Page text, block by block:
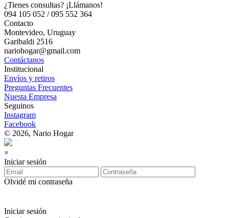
¿Tienes consultas? ¡Llámanos!
094 105 052 / 095 552 364
Contacto
Montevideo, Uruguay
Garibaldi 2516
nariohogar@gmail.com
Contáctanos
Institucional
Envíos y retiros
Preguntas Frecuentes
Nuesta Empresa
Seguinos
Instagram
Facebook
© 2026, Nario Hogar
×
Iniciar sesión
Olvidé mi contraseña
Iniciar sesión